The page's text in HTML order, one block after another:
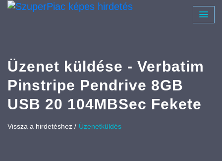
Üzenet küldése - Verbatim
Pinstripe Pendrive 8GB
USB 20 104MBSec Fekete
Vissza a hirdetéshez / Üzenetküldés